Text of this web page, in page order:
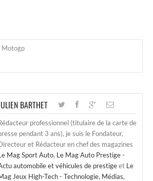
Motogp
BARTHET
professionnel (titulaire de la carte de
pendant 3 ans), je suis le Fondateur,
et Rédacteur en chef des magazines
Mag Sport Auto, Le Mag Auto Prestige -
automobile et véhicules de prestigeet Le
Jeux High-Tech - Technologie, Médias,